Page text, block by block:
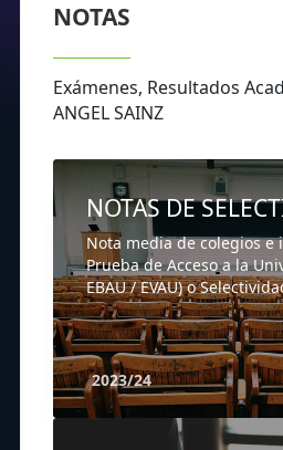
NOTAS
Exámenes, Resultados
ANGEL SAINZ
NOTAS DE
Nota media de colegios e
Prueba de Acceso a la
EBAU / EVAU) o
2023/24